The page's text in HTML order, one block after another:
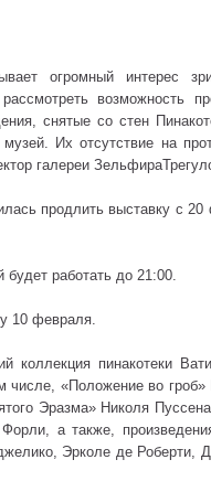
огромный интерес
возможность
снятые со стен
Их отсутствие на
галереи
продлить выставку с
работать до 21:00.
10 февраля.
коллекция пинакотеки
числе, «Положение во гроб»
Эразма» Николя
а также,
Эрколе де Роберти,